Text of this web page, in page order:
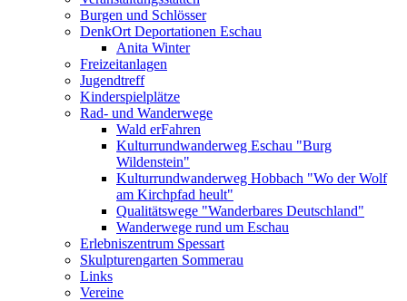
Burgen und Schlösser
DenkOrt Deportationen Eschau
Anita Winter
Freizeitanlagen
Jugendtreff
Kinderspielplätze
Rad- und Wanderwege
Wald erFahren
Kulturrundwanderweg Eschau "Burg
Wildenstein"
Kulturrundwanderweg Hobbach "Wo der Wolf
am Kirchpfad heult"
Qualitätswege "Wanderbares Deutschland"
Wanderwege rund um Eschau
Erlebniszentrum Spessart
Skulpturengarten Sommerau
Links
Vereine